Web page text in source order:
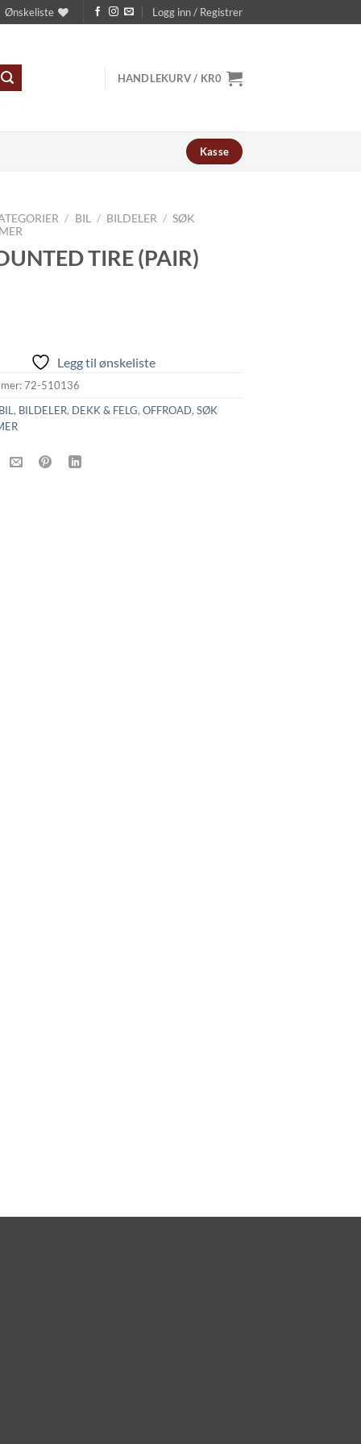
Ønskeliste Logg inn / Registrer
HANDLEKURV / KR0
Kasse
/ BIL / BILDELER / SØK
TIRE (PAIR)
Legg til ønskeliste
72-510136
, BILDELER, DEKK & FELG,OFFROAD,SØK